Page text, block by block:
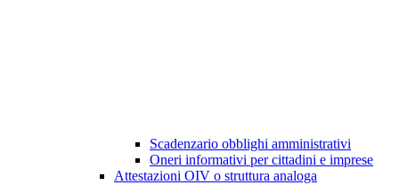
Scadenzario obblighi amministrativi
Oneri informativi per cittadini e imprese
Attestazioni OIV o struttura analoga